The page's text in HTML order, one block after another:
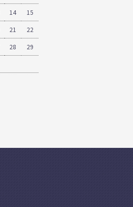
14 15
21 22
28 29